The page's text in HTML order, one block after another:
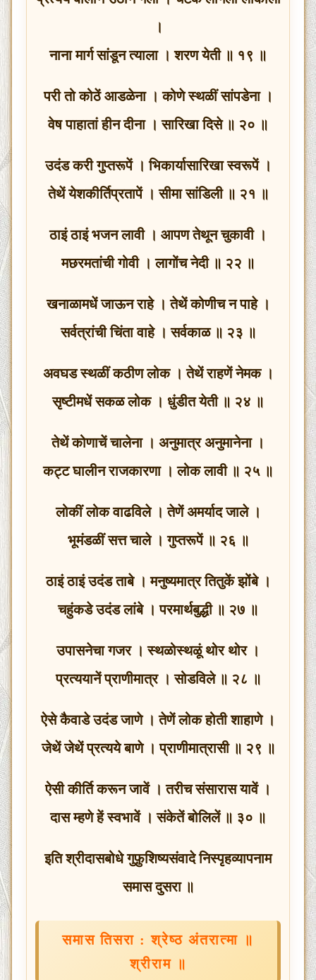
।
नाना मार्ग सांडून त्याला । शरण येती ॥ १९ ॥
परी तो कोठें आडळेना । कोणे स्थळीं सांपडेना ।
वेष पाहातां हीन दीना । सारिखा दिसे ॥ २० ॥
उदंड करी गुप्तरूपें । भिकार्यासारिखा स्वरूपें ।
तेथें येशकीर्तिप्रतापें । सीमा सांडिली ॥ २१ ॥
ठाइं ठाइं भजन लावी । आपण तेथून चुकावी ।
मछरमतांची गोवी । लागोंच नेदी ॥ २२ ॥
खनाळामधें जाऊन राहे । तेथें कोणीच न पाहे ।
सर्वत्रांची चिंता वाहे । सर्वकाळ ॥ २३ ॥
अवघड स्थळीं कठीण लोक । तेथें राहणें नेमक ।
सृष्टीमधें सकळ लोक । धुंडीत येती ॥ २४ ॥
तेथें कोणाचें चालेना । अनुमात्र अनुमानेना ।
कट्ट घालीन राजकारणा । लोक लावी ॥ २५ ॥
लोकीं लोक वाढविले । तेणें अमर्याद जाले ।
भूमंडळीं सत्त चाले । गुप्तरूपें ॥ २६ ॥
ठाइं ठाइं उदंड ताबे । मनुष्यमात्र तितुकें झोंबे ।
चहुंकडे उदंड लांबे । परमार्थबुद्धी ॥ २७ ॥
उपासनेचा गजर । स्थळोस्थळूं थोर थोर ।
प्रत्ययानें प्राणीमात्र । सोडविले ॥ २८ ॥
ऐसे कैवाडे उदंड जाणे । तेणें लोक होती शाहाणे ।
जेथें जेथें प्रत्यये बाणे । प्राणीमात्रासी ॥ २९ ॥
ऐसी कीर्ति करून जावें । तरीच संसारास यावें ।
दास म्हणे हें स्वभावें । संकेतें बोलिलें ॥ ३० ॥
इति श्रीदासबोधे गुफ़ुशिष्यसंवादे निस्पृहव्यापनाम
समास दुसरा ॥
समास तिसरा :श्रेष्ठ अंतरात्मा ॥
श्रीराम ॥